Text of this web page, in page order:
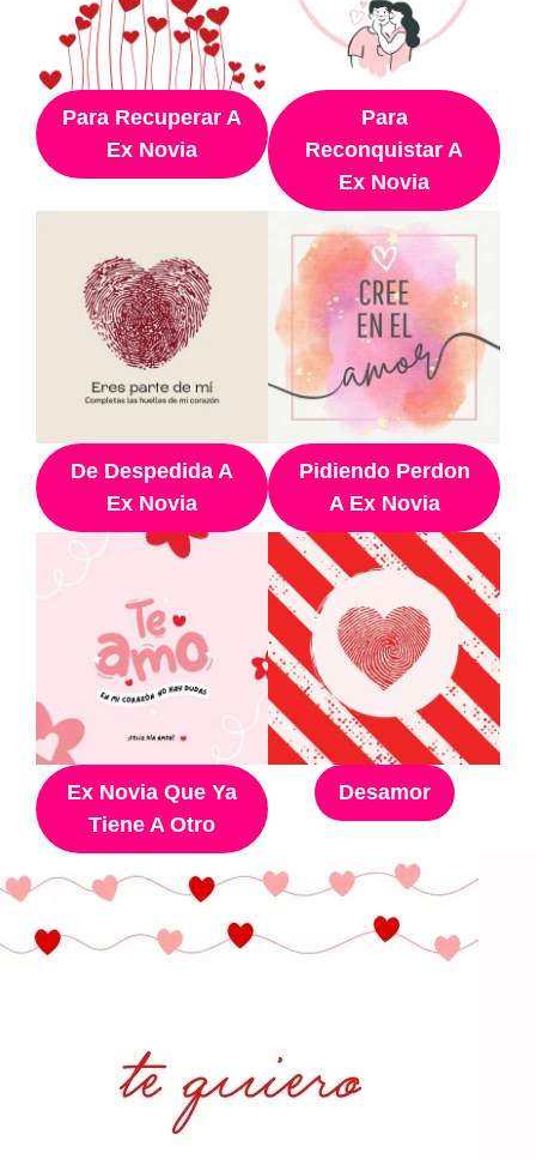
Para Recuperar A
Ex Novia
Para
Reconquistar A
Ex Novia
De Despedida A
Ex Novia
Pidiendo Perdon
A Ex Novia
Ex Novia Que Ya
Tiene A Otro
Desamor